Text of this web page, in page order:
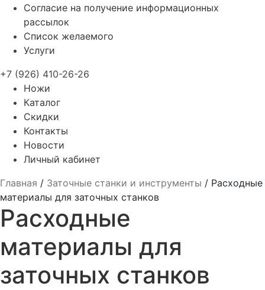
Согласие на получение информационных
рассылок
Список желаемого
Услуги
+7 (926) 410-26-26
Ножи
Каталог
Скидки
Контакты
Новости
Личный кабинет
Главная / Заточные станки и инcтрументы / Расходные
материалы для заточных станков
Расходные
материалы для
заточных станков